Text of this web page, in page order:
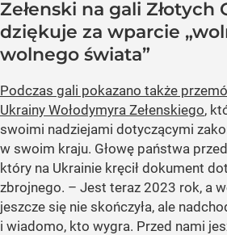
Zełenski na gali Złotych
dziękuje za wparcie
wolnego świata”
Podczas gali pokazano także
Ukrainy Wołodymyra Zełenskiego,
swoimi nadziejami dotyczącymi
w swoim kraju. Głowę państwa
który na Ukrainie kręcił dokument
zbrojnego. – Jest teraz 2023 rok, a
jeszcze się nie skończyła, ale
i wiadomo, kto wygra. Przed nami